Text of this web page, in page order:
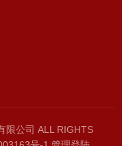
限公司 ALL RIGHTS